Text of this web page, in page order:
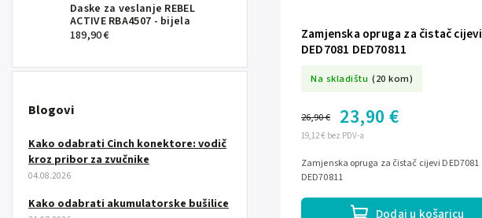
Daske za veslanje REBEL
ACTIVE RBA4507 - bijela
189,90 €
Blogovi
Kako odabrati Cinch konektore: vodič
kroz pribor za zvučnike
04.08.2026
Kako odabrati akumulatorske bušilice
Zamjenska opruga za čistač cijevi
DED7081 DED70811
Na skladištu (20 kom)
19,12 € bez PDV-a
26,90 € 23,90 €
Dodaj u košaricu
Zamjenska opruga za čistač cijevi DED7081
DED70811